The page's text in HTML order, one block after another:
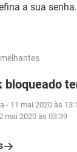
a sua
bloqueado
- 11 mai 2020 às
mai 2020 às 03:39